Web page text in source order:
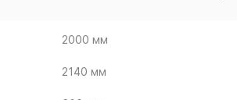
2000 мм
2140 мм